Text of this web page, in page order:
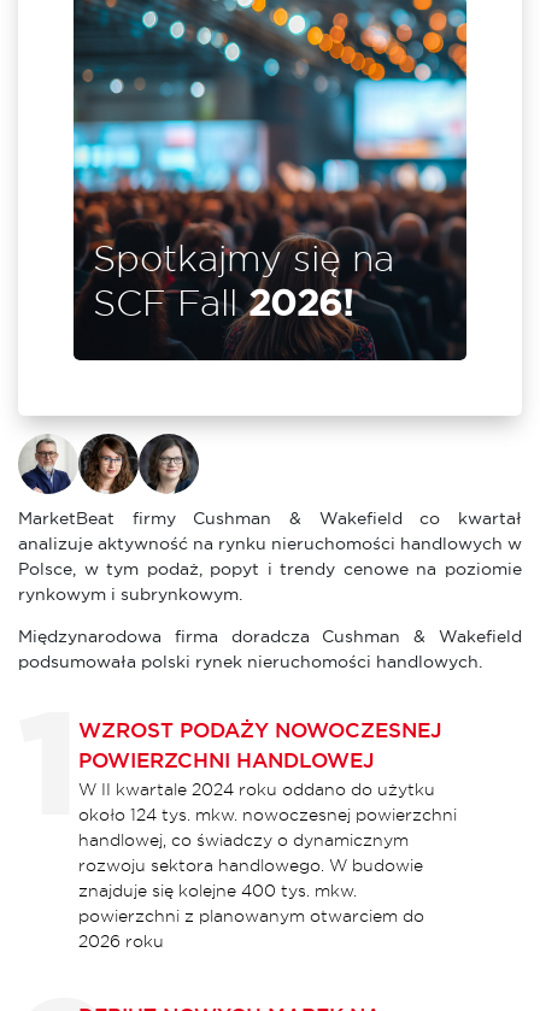
MarketBeat firmy Cushman & Wakefield co kwartał
analizuje aktywność na rynku nieruchomości handlowych w
Polsce, w tym podaż, popyt i trendy cenowe na poziomie
rynkowym i subrynkowym.
Międzynarodowa firma doradcza Cushman & Wakefield
podsumowała polski rynek nieruchomości handlowych.
WZROST PODAŻY NOWOCZESNEJ
POWIERZCHNI HANDLOWEJ
W II kwartale 2024 roku oddano do użytku
około 124 tys. mkw. nowoczesnej powierzchni
handlowej, co świadczy o dynamicznym
rozwoju sektora handlowego. W budowie
znajduje się kolejne 400 tys. mkw.
powierzchni z planowanym otwarciem do
2026 roku
Spotkajmy się na
SCF Fall2026!